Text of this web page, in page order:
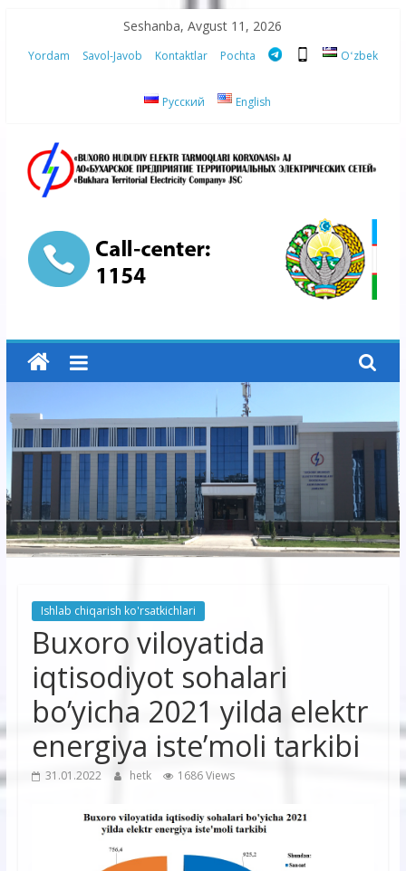
content
Seshanba, Avgust 11, 2026
Yordam Savol-Javob Kontaktlar Pochta Oʻzbek
Русский English
“Buxoro
hududiy
elektr
tarmoqlari
korxonasi”
AJ
“Buxoro
hududiy
korxonasi”
Ishlab chiqarish ko'rsatkichlari
Buxoro viloyatida
iqtisodiyot sohalari
bo’yicha 2021 yilda elektr
energiya iste’moli tarkibi
31.01.2022 hetk 1686 Views